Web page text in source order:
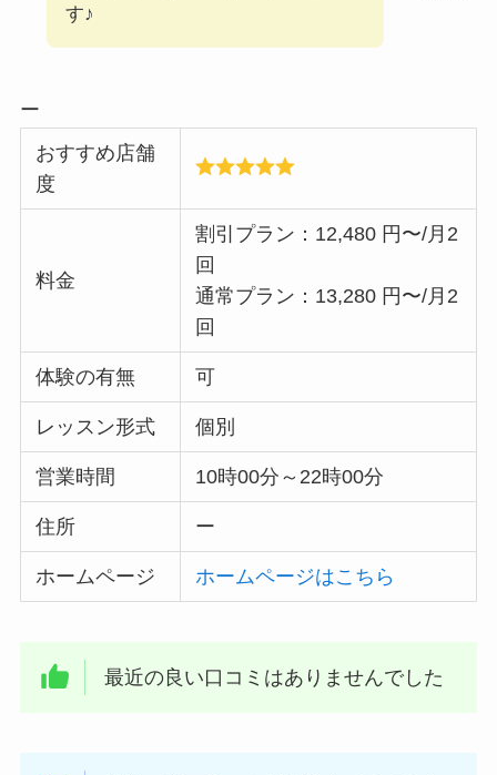
す♪
ー
おすすめ店舗
度
料金
割引プラン：12,480 円〜/月2
回
通常プラン：13,280 円〜/月2
回
体験の有無 可
レッスン形式 個別
営業時間 10時00分～22時00分
住所 ー
ホームページ ホームページはこちら
最近の良い口コミはありませんでした